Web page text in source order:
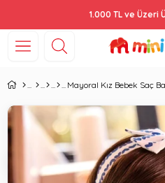
1.000 TL ve Üzeri
Mayoral Kız Bebek Saç